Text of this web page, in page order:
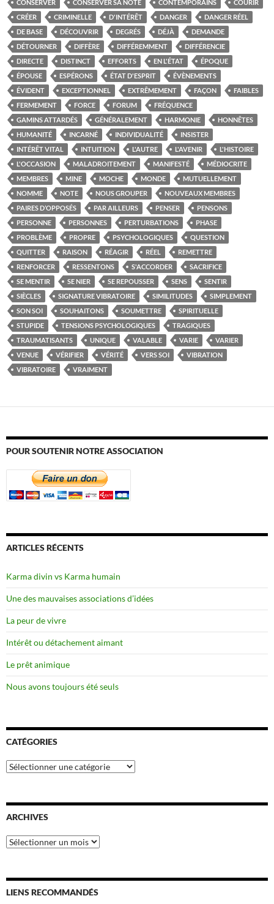
CONSERVER CONSERVER SA NOTE CONTEMPORAINS
COURIR
CRÉER
CRIMINELLE D'INTÉRÊT DANGER
DANGER RÉEL
DE BASE
DÉCOUVRIR DEGRÉS DÉJÀ
DEMANDE
DÉTOURNER
DIFFÈRE DIFFÉREMMENT
DIFFÉRENCIE
DIRECTE
DISTINCT EFFORTS EN L'ÉTAT
ÉPOQUE
ÉPOUSE
ESPÉRONS ÉTAT D'ESPRIT
ÉVÈNEMENTS
ÉVIDENT
EXCEPTIONNEL EXTRÊMEMENT FAÇON
FAIBLES
FERMEMENT
FORCE FORUM
FRÉQUENCE
GAMINS ATTARDÉS
GÉNÉRALEMENT HARMONIE
HONNÊTES
HUMANITÉ
INCARNÉ INDIVIDUALITÉ
INSISTER
INTÉRÊT VITAL
INTUITION L'AUTRE L'AVENIR
L'HISTOIRE
L'OCCASION
MALADROITEMENT MANIFESTÉ
MÉDIOCRITE
MEMBRES
MINE MOCHE MONDE
MUTUELLEMENT
NOMME
NOTE NOUS GROUPER
NOUVEAUX MEMBRES
PAIRES D’OPPOSÉS
PAR AILLEURS PENSER
PENSONS
PERSONNE
PERSONNES PERTURBATIONS
PHASE
PROBLÈME
PROPRE PSYCHOLOGIQUES
QUESTION
QUITTER
RAISON RÉAGIR RÉEL
REMETTRE
RENFORCER
RESSENTONS S'ACCORDER
SACRIFICE
SE MENTIR
SE NIER SE REPOUSSER SENS
SENTIR
SIÈCLES
SIGNATURE VIBRATOIRE SIMILITUDES
SIMPLEMENT
SON SOI
SOUHAITONS SOUMETTRE
SPIRITUELLE
STUPIDE
TENSIONS PSYCHOLOGIQUES
TRAGIQUES
TRAUMATISANTS
UNIQUE VALABLE VARIE
VARIER
VENUE
VÉRIFIER VÉRITÉ VERS SOI
VIBRATION
VIBRATOIRE
VRAIMENT
POUR SOUTENIR NOTRE ASSOCIATION
ARTICLES RÉCENTS
Karma divin vs Karma humain
Une des mauvaises associations d’idées
La peur de vivre
Intérêt ou détachement aimant
Le prêt animique
Nous avons toujours été seuls
CATÉGORIES
Catégories
ARCHIVES
Archives
LIENS RECOMMANDÉS